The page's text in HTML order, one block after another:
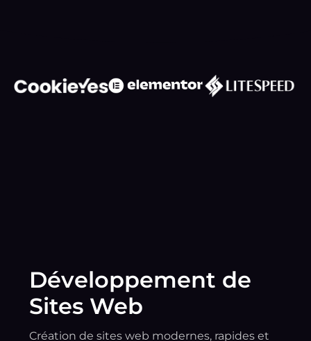
Développement de
Sites Web
Création de sites web modernes, rapides et